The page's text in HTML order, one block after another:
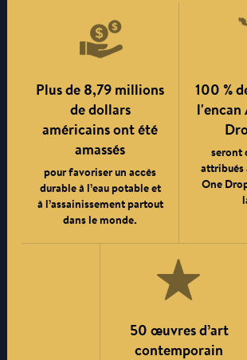
Plus de 8,79 millions
de dollars
américains ont été
amassés
pour favoriser un accès
durable à l’eau potable et
à l’assainissement partout
dans le monde.
100 %
l'encan
seront
attribués
One
50 œuvres d’art
contemporain